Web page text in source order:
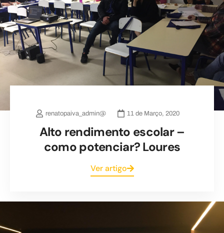
renatopaiva_admin@ 11 de Março, 2020
Alto rendimento escolar –
como potenciar? Loures
Ver artigo